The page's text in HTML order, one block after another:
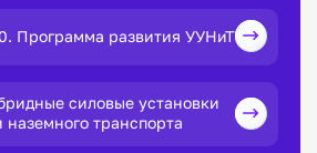
Программа развития УУНиТ
силовые установки
транспорта